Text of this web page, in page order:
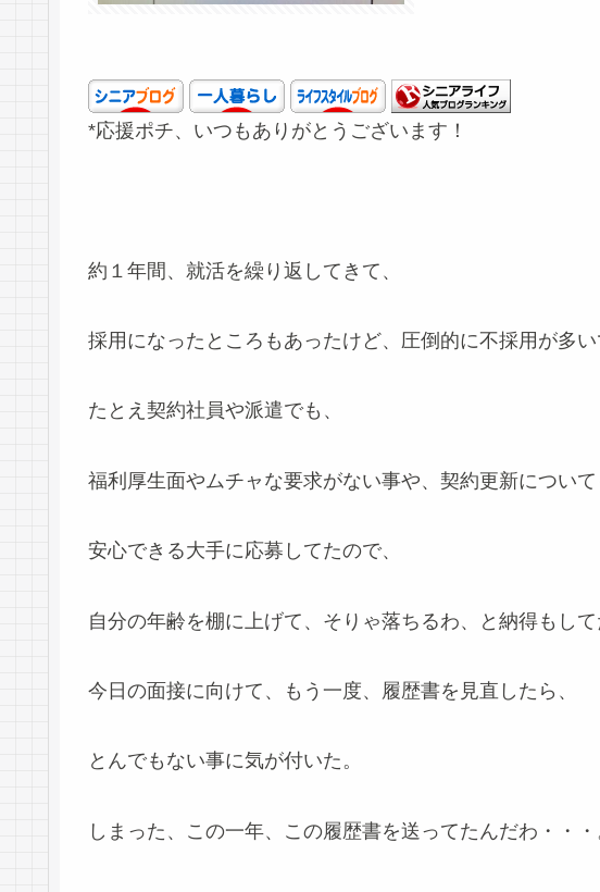
*応援ポチ、いつもありがとうございます！
約１年間、就活を繰り返してきて、
採用になったところもあったけど、圧倒的に不採用が多い
たとえ契約社員や派遣でも、
福利厚生面やムチャな要求がない事や、契約更新について
安心できる大手に応募してたので、
自分の年齢を棚に上げて、そりゃ落ちるわ、と納得もして
今日の面接に向けて、もう一度、履歴書を見直したら、
とんでもない事に気が付いた。
しまった、この一年、この履歴書を送ってたんだわ・・・